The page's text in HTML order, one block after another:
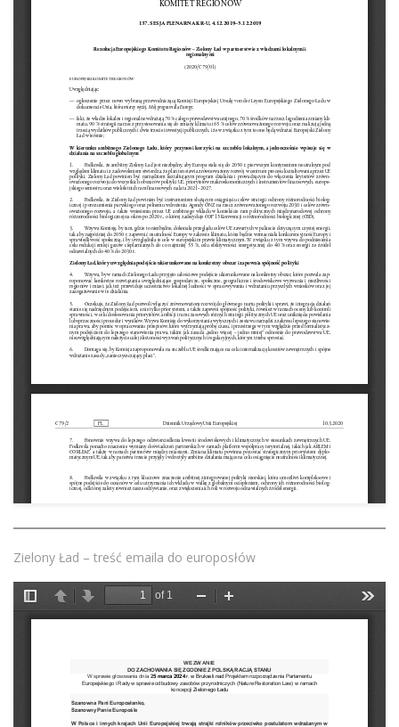
Zielony Ład – treść emaila do europosłów